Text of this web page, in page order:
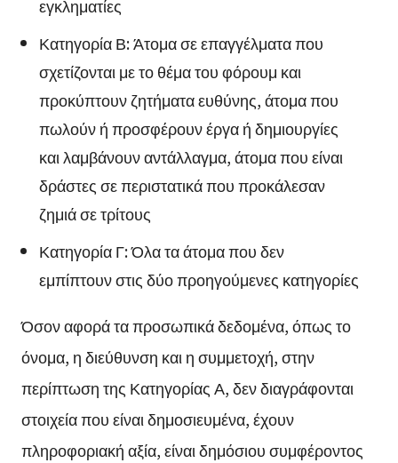
εγκληματίες
Κατηγορία Β: Άτομα σε επαγγέλματα που
σχετίζονται με το θέμα του φόρουμ και
προκύπτουν ζητήματα ευθύνης, άτομα που
πωλούν ή προσφέρουν έργα ή δημιουργίες
και λαμβάνουν αντάλλαγμα, άτομα που είναι
δράστες σε περιστατικά που προκάλεσαν
ζημιά σε τρίτους
Κατηγορία Γ: Όλα τα άτομα που δεν
εμπίπτουν στις δύο προηγούμενες κατηγορίες
Όσον αφορά τα προσωπικά δεδομένα, όπως το
όνομα, η διεύθυνση και η συμμετοχή, στην
περίπτωση της Κατηγορίας Α, δεν διαγράφονται
στοιχεία που είναι δημοσιευμένα, έχουν
πληροφοριακή αξία, είναι δημόσιου συμφέροντος